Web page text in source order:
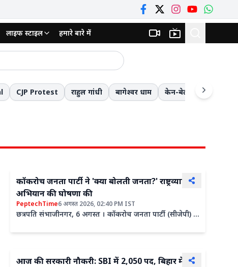
लाइफ स्टाइल हमारे बारे में
डाला और फिर घोंटा गला
मॉडल की दी प्रस्तुति
CJP Protest राहुल गांधी बागेश्वर धाम केन-बेतवा लिंक
कॉकरोच जनता पार्टी ने 'क्या बोलती जनता?' राष्ट्रव्यापी
अभियान की घोषणा की
PeptechTime6 अगस्त 2026, 02:40 PM IST
छत्रपति संभाजीनगर, 6 अगस्त । कॉकरोच जनता पार्टी (सीजेपी) के
रणनीति...
आज की सरकारी नौकरी: SBI में 2,050 पद, बिहार में